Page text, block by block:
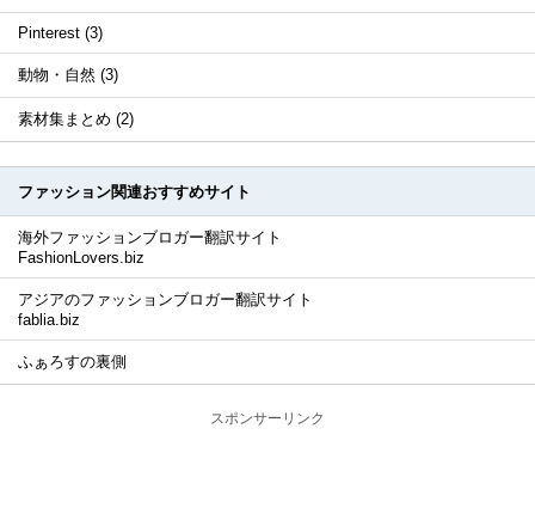
Pinterest (3)
動物・自然 (3)
素材集まとめ (2)
ファッション関連おすすめサイト
海外ファッションブロガー翻訳サイト
FashionLovers.biz
アジアのファッションブロガー翻訳サイト
fablia.biz
ふぁろすの裏側
スポンサーリンク